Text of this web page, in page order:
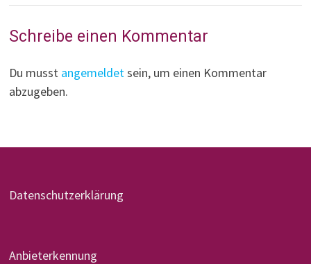
Schreibe einen Kommentar
Du musst angemeldetsein, um einen Kommentar
abzugeben.
Datenschutzerklärung
Anbieterkennung